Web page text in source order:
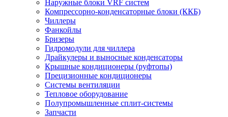
Наружные блоки VRF cистем
Компрессорно-конденсаторные блоки (ККБ)
Чиллеры
Фанкойлы
Бризеры
Гидромодули для чиллера
Драйкулеры и выносные конденсаторы
Крышные кондиционеры (руфтопы)
Прецизионные кондиционеры
Системы вентиляции
Тепловое оборудование
Полупромышленные сплит-системы
Запчасти